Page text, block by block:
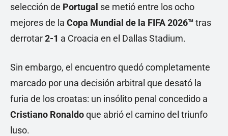
selección de Portugal se metió entre los ocho
mejores de la Copa Mundial de la FIFA 2026™ tras
derrotar2-1 a Croacia en el Dallas Stadium.
Sin embargo, el encuentro quedó completamente
marcado por una decisión arbitral que desató la
furia de los croatas: un insólito penal concedido a
Cristiano Ronaldoque abrió el camino del triunfo
luso.